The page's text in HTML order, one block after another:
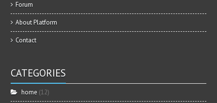
Forum
About Platform
Contact
CATEGORIES
home (12)